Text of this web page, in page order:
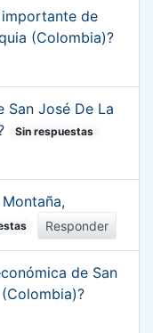
de
(Colombia)?
San José De La
Sin respuestas
Responder
de San